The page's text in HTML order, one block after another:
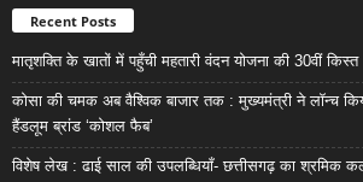
Recent Posts
मातृशक्ति के खातों में पहुँची महतारी वंदन योजना की 30वीं किस्त
कोसा की चमक अब वैश्विक बाजार तक : मुख्यमंत्री ने लॉन्च
हैंडलूम ब्रांड ‘कोशल फैब’
विशेष लेख : ढाई साल की उपलब्धियाँ- छत्तीसगढ़ का श्रमिक